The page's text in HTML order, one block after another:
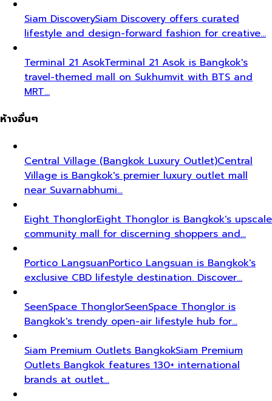
Siam DiscoverySiam Discovery offers curated
lifestyle and design-forward fashion for creative…
Terminal 21 AsokTerminal 21 Asok is Bangkok's
travel-themed mall on Sukhumvit with BTS and
MRT…
ห้างอื่นๆ
Central Village (Bangkok Luxury Outlet)Central
Village is Bangkok's premier luxury outlet mall
near Suvarnabhumi…
Eight ThonglorEight Thonglor is Bangkok's upscale
community mall for discerning shoppers and…
Portico LangsuanPortico Langsuan is Bangkok's
exclusive CBD lifestyle destination. Discover…
SeenSpace ThonglorSeenSpace Thonglor is
Bangkok's trendy open-air lifestyle hub for…
Siam Premium Outlets BangkokSiam Premium
Outlets Bangkok features 130+ international
brands at outlet…